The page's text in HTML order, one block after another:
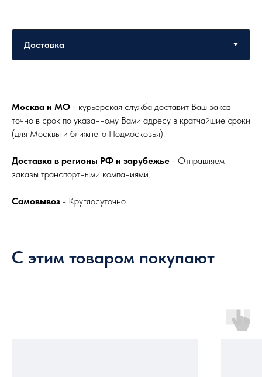
Москва и МО - курьерская служба доставит Ваш заказ
точно в срок по указанному Вами адресу в кратчайшие сроки
(для Москвы и ближнего Подмосковья).
Доставка в регионы РФ и зарубежье - Отправляем
заказы транспортными компаниями.
Самовывоз - Круглосуточно
С этим товаром покупают